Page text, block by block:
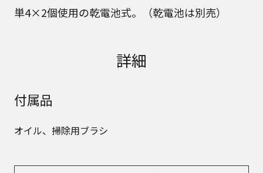
単4×2個使用の乾電池式。（乾電池は別売）
詳細
付属品
オイル、掃除用ブラシ